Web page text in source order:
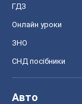
ГДЗ
Онлайн уроки
ЗНО
СНД посібники
Авто